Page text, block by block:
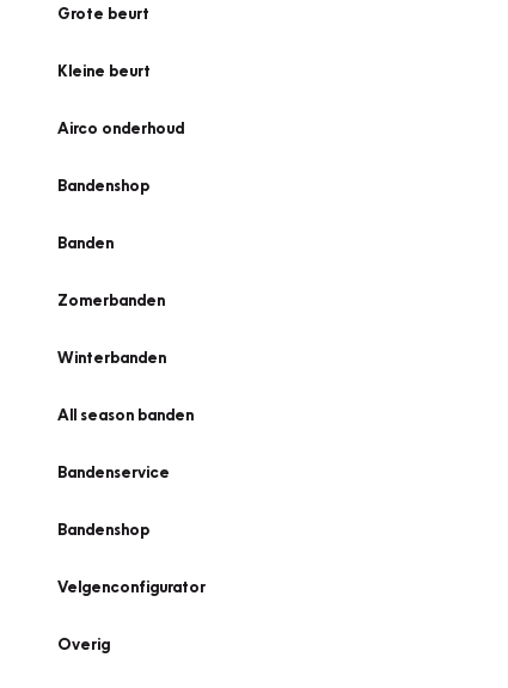
Grote beurt
Kleine beurt
Airco onderhoud
Bandenshop
Banden
Zomerbanden
Winterbanden
All season banden
Bandenservice
Bandenshop
Velgenconfigurator
Overig